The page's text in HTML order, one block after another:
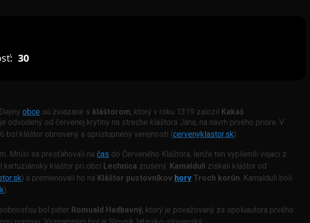
30
obce sú zviazané s kláštorom, ktorý v roku 1319 založil Kakaš
odvodený od červenej krytiny na streche kláštora Jána, na návrh prvého priora. V
bol kláštor obnovený a sprístupnený verejnosti (cervenyklastor.sk).
Mnísi sa presťahovali na čas do Červeného Kláštora, lenže ten vyplienili vojaci z
kartuziánsky kláštor pri obci Lechnica zrušený. Kamalduli získali kláštor od
) a premenovali ho na Kláštor pustovníkov hory Troch korún. Kamalduli boli
).
bol páter Romuald Hadbavný, ktorý je považovaný za spoluautora prvého